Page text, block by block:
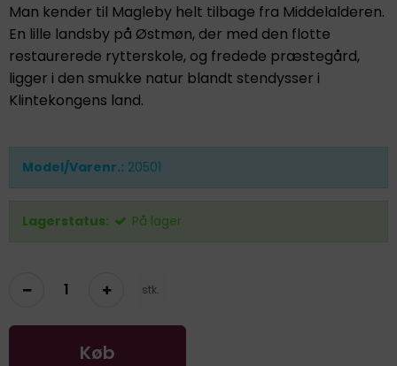
Man kender til Magleby helt tilbage fra Middelalderen.
En lille landsby på Østmøn, der med den flotte
restaurerede rytterskole, og fredede præstegård,
ligger i den smukke natur blandt stendysser i
Klintekongens land.
Model/Varenr.: 20501
Lagerstatus: På lager
stk.
Køb